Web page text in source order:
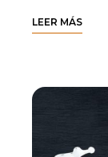
LEER MÁS